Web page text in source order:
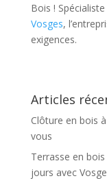
Bois !
Vosges,
exigences.
Articles
Clôture en bois
vous
Terrasse en
jours avec